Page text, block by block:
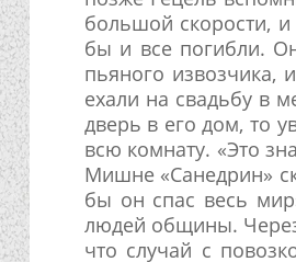
большой скорости,
бы и все погибли.
пьяного извозчика,
ехали на свадьбу в
дверь в его дом, то
всю комнату. «Это
Мишне «Санедрин»
бы он спас весь
людей общины. Через
что случай с